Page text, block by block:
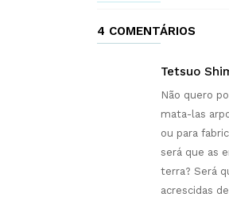
4 COMENTÁRIOS
Tetsuo
Não quero
mata-las
ou para
será que as
terra? Será
acrescidas